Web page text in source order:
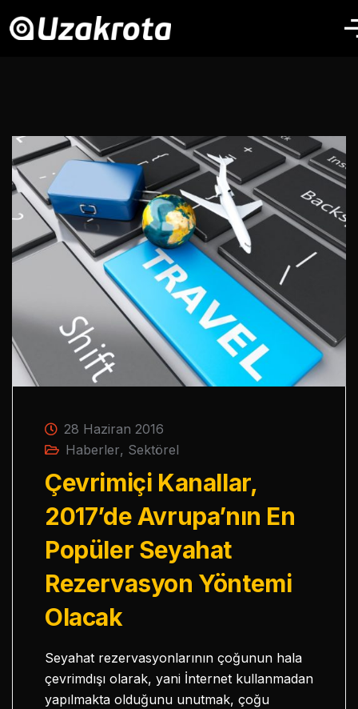
28 Haziran 2016
Haberler, Sektörel
Çevrimiçi Kanallar,
2017’de Avrupa’nın En
Popüler Seyahat
Rezervasyon Yöntemi
Olacak
Seyahat rezervasyonlarının çoğunun hala
çevrimdışı olarak, yani İnternet kullanmadan
yapılmakta olduğunu unutmak, çoğu